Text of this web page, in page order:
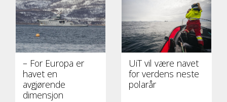
– For Europa er
havet en
avgjørende
dimensjon
UiT vil være navet
for verdens neste
polarår